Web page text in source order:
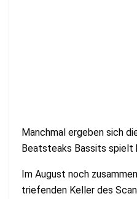
Manchmal ergeben sich
Beatsteaks Bassits spielt
Im August noch
triefenden Keller des